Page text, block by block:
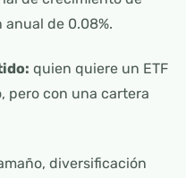
de 0.08%.
quien quiere un ETF
pero con una cartera
diversificación